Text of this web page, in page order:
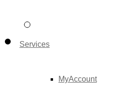
Services
MyAccount